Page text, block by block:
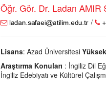
Öğr. Gör. Dr. Ladan AMIR
/
Lisans: Azad Üniversitesi
Araştırma Konuları : İngiliz Dil
İngiliz Edebiyatı ve Kültürel